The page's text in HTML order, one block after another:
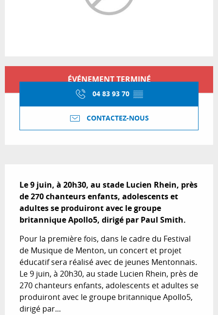
Ouverture et coordonnées
ÉVÉNEMENT TERMINÉ
04 83 93 70 ▒▒
CONTACTEZ-NOUS
Le 9 juin, à 20h30, au stade Lucien Rhein, près
de 270 chanteurs enfants, adolescents et
adultes se produiront avec le groupe
britannique Apollo5, dirigé par Paul Smith.
Pour la première fois, dans le cadre du Festival
de Musique de Menton, un concert et projet
éducatif sera réalisé avec de jeunes Mentonnais.
Le 9 juin, à 20h30, au stade Lucien Rhein, près de
270 chanteurs enfants, adolescents et adultes se
produiront avec le groupe britannique Apollo5,
dirigé par...